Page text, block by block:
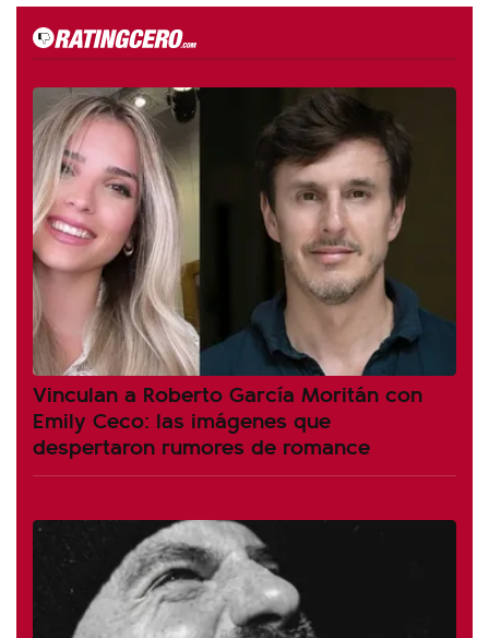
Vinculan a Roberto García Moritán con
Emily Ceco: las imágenes que
despertaron rumores de romance